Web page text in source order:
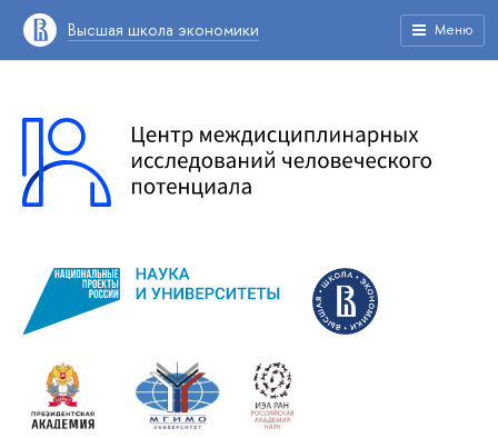
Высшая школа экономики Меню